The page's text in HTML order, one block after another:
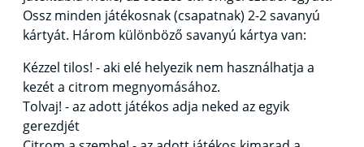
Ossz minden játékosnak (csapatnak) 2-2 savanyú
kártyát. Három különböző savanyú kártya van:
Kézzel tilos! - aki elé helyezik nem használhatja a
kezét a citrom megnyomásához.
Tolvaj! - az adott játékos adja neked az egyik
gerezdjét